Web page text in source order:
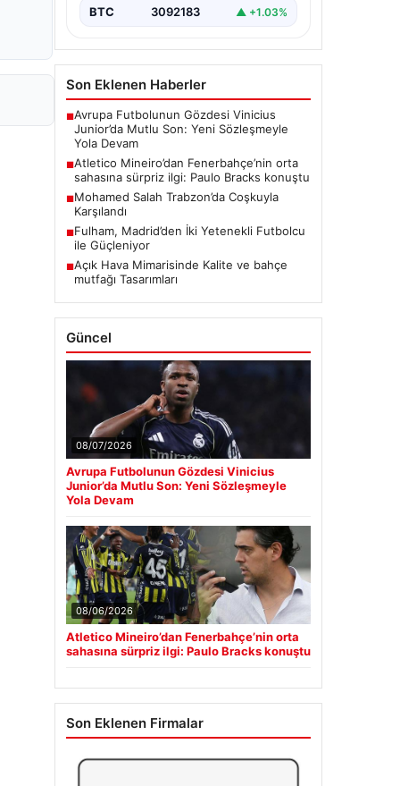
BTC 3092183 ▲ +1.03%
Son Eklenen Haberler
■Avrupa Futbolunun Gözdesi Vinicius
Junior’da Mutlu Son: Yeni Sözleşmeyle
Yola Devam
■Atletico Mineiro’dan Fenerbahçe’nin orta
sahasına sürpriz ilgi: Paulo Bracks konuştu
■Mohamed Salah Trabzon’da Coşkuyla
Karşılandı
■Fulham, Madrid’den İki Yetenekli Futbolcu
ile Güçleniyor
■Açık Hava Mimarisinde Kalite ve bahçe
mutfağı Tasarımları
Güncel
08/07/2026
Avrupa Futbolunun Gözdesi Vinicius
Junior’da Mutlu Son: Yeni Sözleşmeyle
Yola Devam
08/06/2026
Atletico Mineiro’dan Fenerbahçe’nin orta
sahasına sürpriz ilgi: Paulo Bracks konuştu
Son Eklenen Firmalar